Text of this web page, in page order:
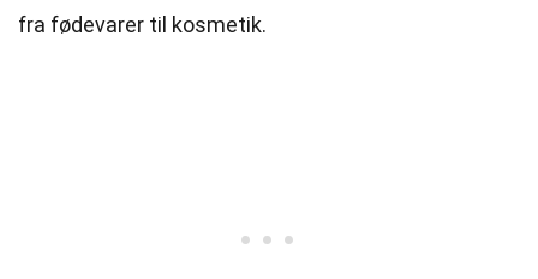
fra fødevarer til kosmetik.